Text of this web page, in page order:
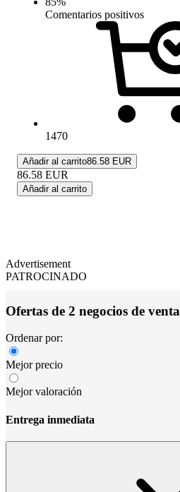
Comentarios positivos
1470
Añadir al carrito86.58 EUR
86.58 EUR
Añadir al carrito
Advertisement
PATROCINADO
Ofertas de 2 negocios de venta
Ordenar por:
Mejor precio
Mejor valoración
Entrega inmediata